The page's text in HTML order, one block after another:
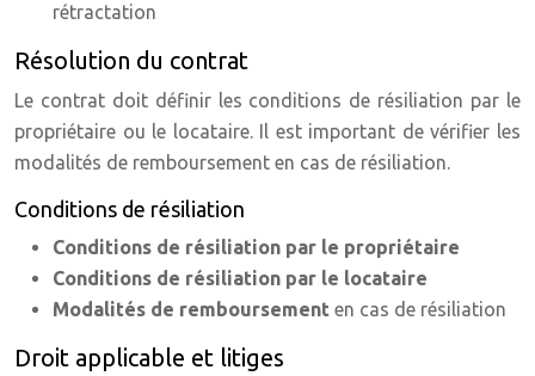
rétractation
Résolution du contrat
Le contrat doit définir les conditions de résiliation par le
propriétaire ou le locataire. Il est important de vérifier les
modalités de remboursement en cas de résiliation.
Conditions de résiliation
Conditions de résiliation par le propriétaire
Conditions de résiliation par le locataire
Modalités de remboursement en cas de résiliation
Droit applicable et litiges